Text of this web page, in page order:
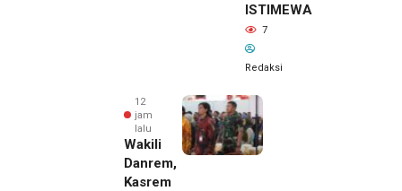
ISTIMEWA
7
Redaksi
12
jam
lalu
Wakili
Danrem,
Kasrem